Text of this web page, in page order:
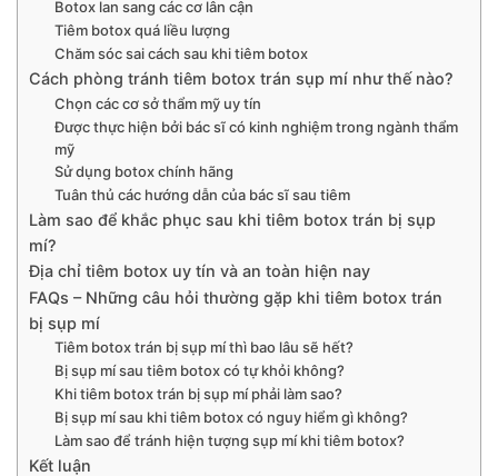
Botox lan sang các cơ lân cận
Tiêm botox quá liều lượng
Chăm sóc sai cách sau khi tiêm botox
Cách phòng tránh tiêm botox trán sụp mí như thế nào?
Chọn các cơ sở thẩm mỹ uy tín
Được thực hiện bởi bác sĩ có kinh nghiệm trong ngành thẩm
mỹ
Sử dụng botox chính hãng
Tuân thủ các hướng dẫn của bác sĩ sau tiêm
Làm sao để khắc phục sau khi tiêm botox trán bị sụp
mí?
Địa chỉ tiêm botox uy tín và an toàn hiện nay
FAQs – Những câu hỏi thường gặp khi tiêm botox trán
bị sụp mí
Tiêm botox trán bị sụp mí thì bao lâu sẽ hết?
Bị sụp mí sau tiêm botox có tự khỏi không?
Khi tiêm botox trán bị sụp mí phải làm sao?
Bị sụp mí sau khi tiêm botox có nguy hiểm gì không?
Làm sao để tránh hiện tượng sụp mí khi tiêm botox?
Kết luận